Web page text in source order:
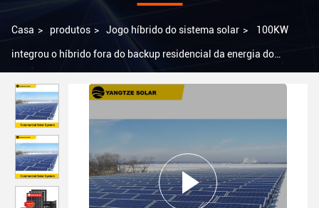
Casa > produtos > Jogo híbrido do sistema solar > 100KW
integrou o híbrido fora do backup residencial da energia do